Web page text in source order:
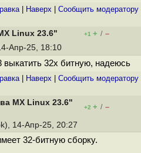
| Наверх Cообщить модератору
Linux 23.6" +1 + / –
Апр-25, 18:10
выкатить 32х битную, надеюсь
| Наверх Cообщить модератору
MX Linux 23.6"
+2 + / –
14-Апр-25, 20:27
32-битную сборку.